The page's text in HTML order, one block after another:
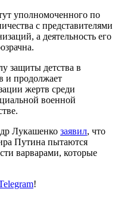
уполномоченного по
с представителями
а деятельность его
защиты детства в
и продолжает
жертв среди
военной
Лукашенко заявил, что
Путина пытаются
варварами, которые
!